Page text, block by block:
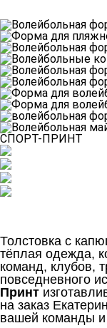
Толстовка с
тёплая одежда,
команд, клубов,
повседневного
Принт
на заказ
вашей команды и